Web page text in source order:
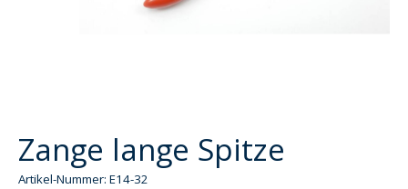
Zange lange Spitze
Artikel-Nummer: E14-32